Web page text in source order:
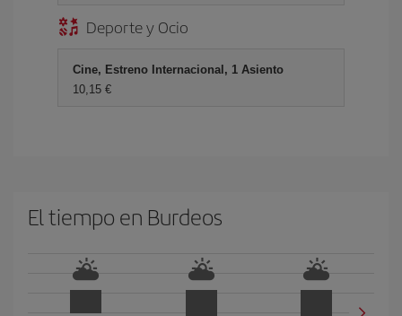
Deporte y Ocio
Cine, Estreno Internacional, 1 Asiento
10,15 €
El tiempo en Burdeos